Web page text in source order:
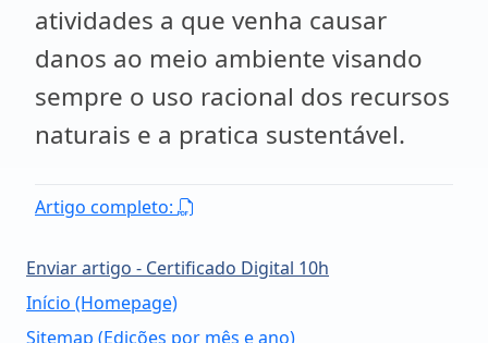
atividades a que venha causar
danos ao meio ambiente visando
sempre o uso racional dos recursos
naturais e a pratica sustentável.
Artigo completo:
Enviar artigo - Certificado Digital 10h
Início (Homepage)
Sitemap (Edições por mês e ano)